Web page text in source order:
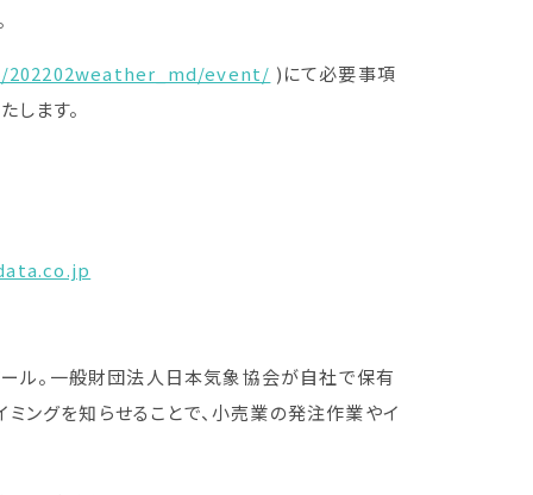
event/ )にて必要事項
します。
ル。一般財団法人日本気象協会が自社で保有
ングを知らせることで、小売業の発注作業やイ